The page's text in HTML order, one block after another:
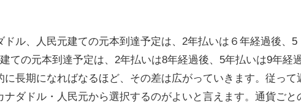
ル、人民元建ての元本到達予定は、2年払いは６年経過後、5
ての元本到達予定は、2年払いは8年経過後、5年払いは9年経
長期になればなるほど、その差は広がっていきます。従って
ダドル・人民元から選択するのがよいと言えます。通貨ごと